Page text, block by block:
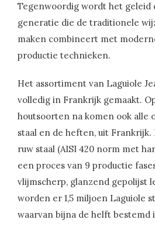
Tegenwoordig wordt het geleid
generatie die de traditionele
maken combineert met
productie technieken.
Het assortiment van Laguiole
volledig in Frankrijk gemaakt.
houtsoorten na komen ook alle
staal en de heften, uit
ruw staal (AISI 420 norm met
een proces van 9 productie
vlijmscherp, glanzend gepolijst
worden er 1,5 miljoen Laguiole
waarvan bijna de helft bestemd